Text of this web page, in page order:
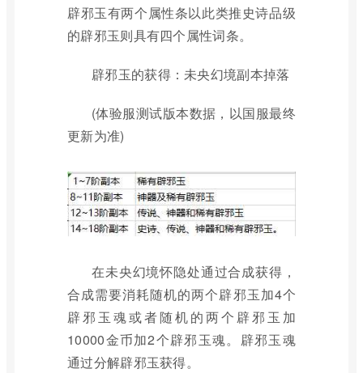
辟邪玉有两个属性条以此类推史诗品级
的辟邪玉则具有四个属性词条。
辟邪玉的获得：未央幻境副本掉落
(体验服测试版本数据，以国服最终
更新为准)
在未央幻境怀隐处通过合成获得，
合成需要消耗随机的两个辟邪玉加4个
辟邪玉魂或者随机的两个辟邪玉加
10000金币加2个辟邪玉魂。辟邪玉魂
通过分解辟邪玉获得。